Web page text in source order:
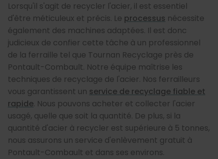
Lorsqu'il s'agit de recycler l'acier, il est essentiel
d'être méticuleux et précis. Le processus nécessite
également des machines adaptées. Il est donc
judicieux de confier cette tâche à un professionnel
de la ferraille tel que Tournan Recyclage près de
Pontault-Combault. Notre équipe maîtrise les
techniques de recyclage de l'acier. Nos ferrailleurs
vous garantissent un service de recyclage fiable et
rapide. Nous pouvons acheter et collecter l'acier
usagé, quelle que soit la quantité. De plus, si la
quantité d'acier à recycler est supérieure à 5 tonnes,
nous assurons un service d'enlèvement gratuit à
Pontault-Combault et dans ses environs.